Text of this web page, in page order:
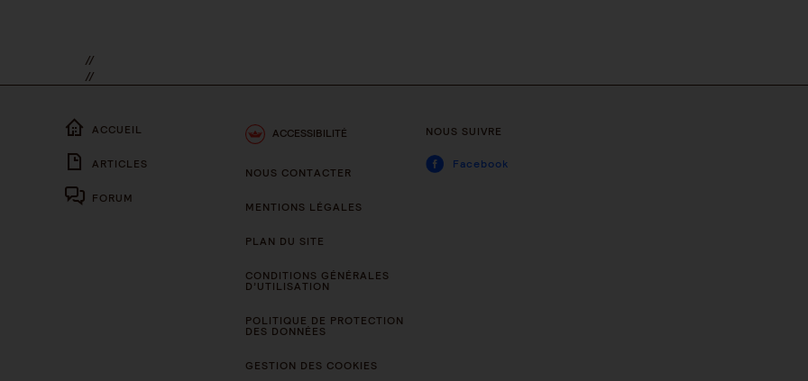
//
//
ACCUEIL
ARTICLES
FORUM
ACCESSIBILITÉ
NOUS CONTACTER
MENTIONS LÉGALES
PLAN DU SITE
CONDITIONS GÉNÉRALES
D’UTILISATION
POLITIQUE DE PROTECTION
DES DONNÉES
GESTION DES COOKIES
NOUS SUIVRE
Facebook